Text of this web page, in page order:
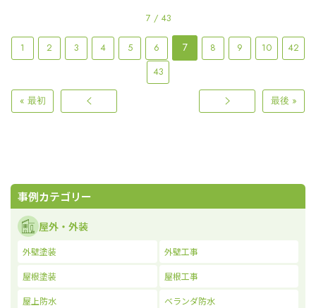
7 / 43
« 最初
1 2 3 4 5 6 7 8 9 10
42
43
最後 »
事例カテゴリー
屋外・外装
外壁塗装 外壁工事
屋根塗装 屋根工事
屋上防水 ベランダ防水